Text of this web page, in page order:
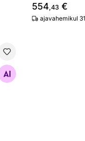
554,43 €
ajavahemikul